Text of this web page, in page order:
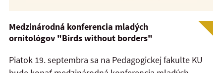
Medzinárodná konferencia mladých
ornitológov "Birds without borders"
Piatok 19. septembra sa na Pedagogickej fakulte KU